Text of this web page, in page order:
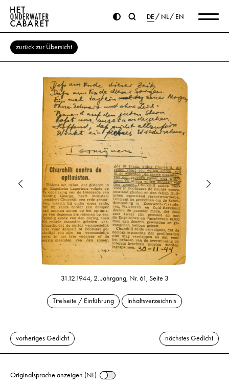
DE NL EN
zurück zur Übersicht
31.12.1944, 2. Jahrgang, Nr. 61, Seite 3
Titelseite / Einführung Inhaltsverzeichnis
vorheriges Gedicht nächstes Gedicht
Originalsprache anzeigen (NL)